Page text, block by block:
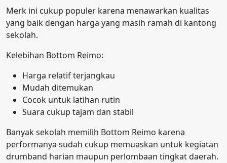
Merk ini cukup populer karena menawarkan kualitas
yang baik dengan harga yang masih ramah di kantong
sekolah.
Kelebihan Bottom Reimo:
Harga relatif terjangkau
Mudah ditemukan
Cocok untuk latihan rutin
Suara cukup tajam dan stabil
Banyak sekolah memilih Bottom Reimo karena
performanya sudah cukup memuaskan untuk kegiatan
drumband harian maupun perlombaan tingkat daerah.